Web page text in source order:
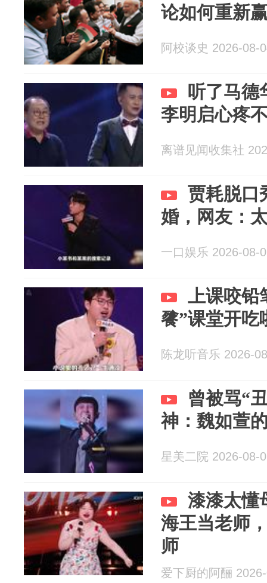
论如何重新
阿校谈史 2026-08-
听了马德
李明启心疼
离谱见闻收集社
贾耗脱口
婚，网友：
一口娱乐 2026-08-
上课咬铅
餮”课堂开吃
陈龙听音乐 2026-
曾被骂“
神：魏如萱
星美二院 2026-08-
漆漆太懂
海王当老师
师
爱下厨的阿酾